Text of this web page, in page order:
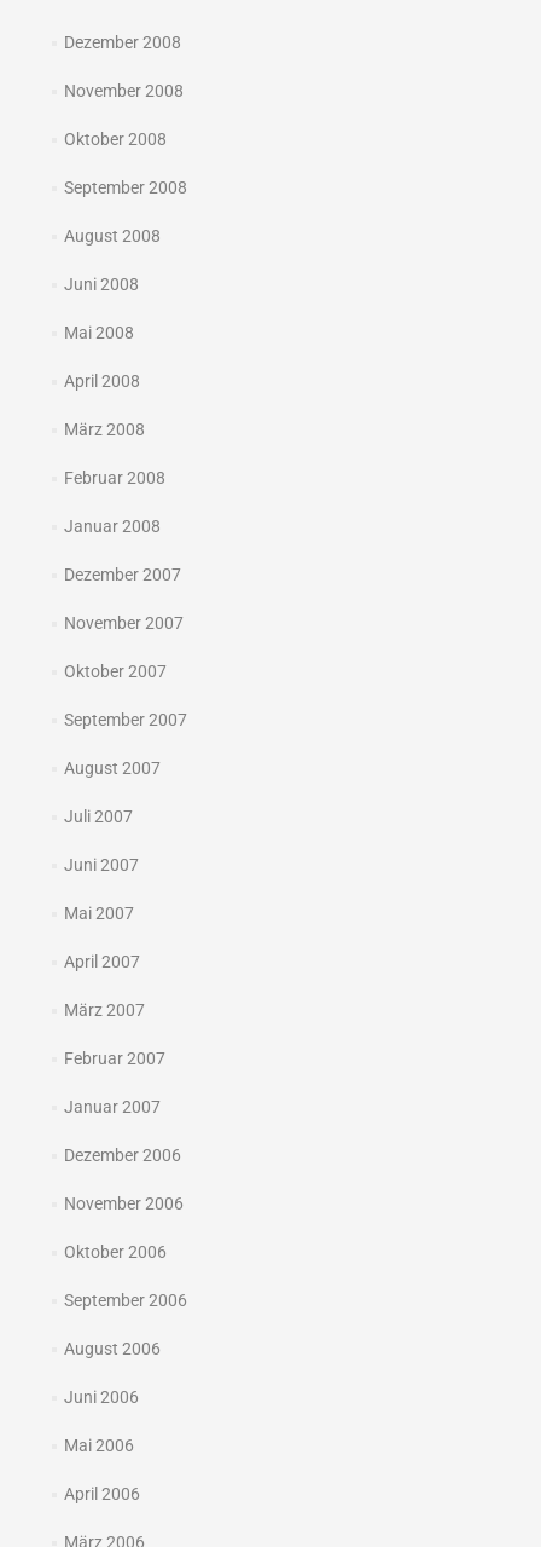
Dezember 2008
November 2008
Oktober 2008
September 2008
August 2008
Juni 2008
Mai 2008
April 2008
März 2008
Februar 2008
Januar 2008
Dezember 2007
November 2007
Oktober 2007
September 2007
August 2007
Juli 2007
Juni 2007
Mai 2007
April 2007
März 2007
Februar 2007
Januar 2007
Dezember 2006
November 2006
Oktober 2006
September 2006
August 2006
Juni 2006
Mai 2006
April 2006
März 2006